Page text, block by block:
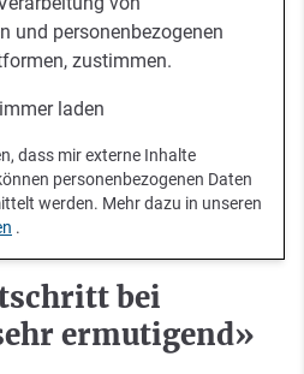
und personenbezogenen
zustimmen.
laden
dass mir externe Inhalte
personenbezogenen Daten
werden. Mehr dazu in unseren
.
bei
ermutigend»